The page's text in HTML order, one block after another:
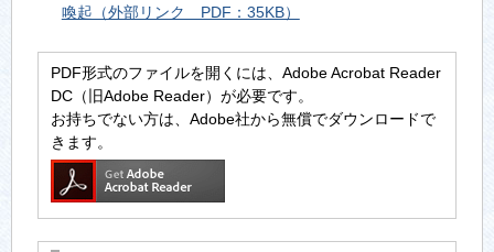
喚起（外部リンク PDF：35KB）
PDF形式のファイルを開くには、Adobe Acrobat Reader
DC（旧Adobe Reader）が必要です。
お持ちでない方は、Adobe社から無償でダウンロードで
きます。